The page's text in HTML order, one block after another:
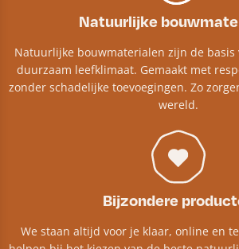
Natuurlijke
Natuurlijke bouwmaterialen zijn de basis
duurzaam leefklimaat. Gemaakt met
zonder schadelijke toevoegingen. Zo
wereld.
Bijzondere
We staan altijd voor je klaar, online en